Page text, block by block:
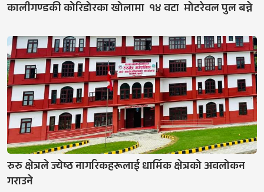
कालीगण्डकी कोरिडोरका खोलामा १४ वटा मोटरेवल पुल बन्ने
रुरु क्षेत्रले ज्येष्ठ नागरिकहरूलाई धार्मिक क्षेत्रको अवलोकन
गराउने